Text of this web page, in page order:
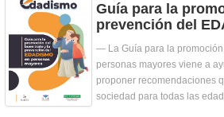
Guía para la
prevención del
La Guía para la
personas mayores viene a
proponer recomendaciones
sociedad para todas las edad